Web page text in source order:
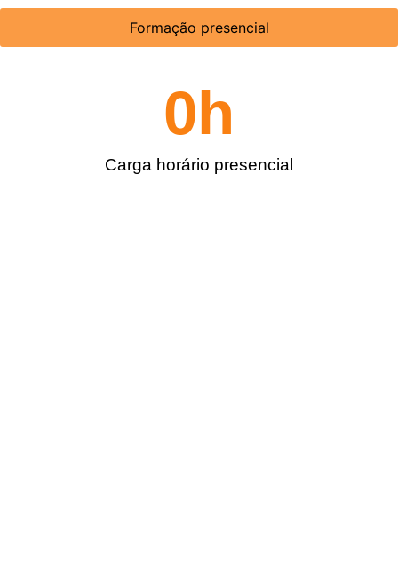
Formação presencial
Carga horário presencial
0h